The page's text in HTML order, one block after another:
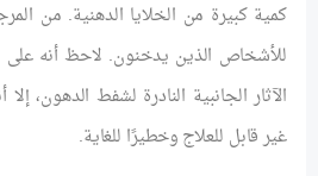
كمية كبيرة من الخلايا الدهنية. من
للأشخاص الذين يدخنون. لاحظ أنه على
الآثار الجانبية النادرة لشفط الدهون،
غير قابل للعلاج وخطيرًا للغاية.